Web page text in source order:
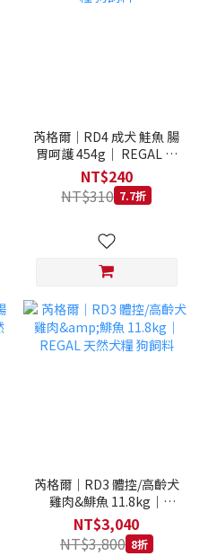
芮格爾｜RD4 成犬 鮭魚 腸
胃呵護 454g｜ REGAL 天
然犬糧 狗飼料
NT$240
NT$310 7.7折
芮格爾｜RD3 體控/高齡犬
雞肉&鯡魚 11.8kg｜
REGAL 天然犬糧 狗飼料
NT$3,040
NT$3,800 8折